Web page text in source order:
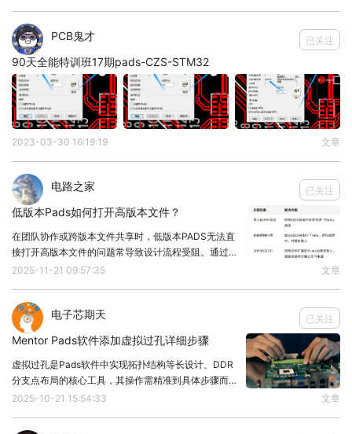
图 1“编辑元件”选项
第三步，找到“PCB封装”一栏，将对应的封装库路径
选择，分配对应封装，点击“确定”即可完成对该元器
件的PCB封装匹配，如图2所示。
PCB鬼才 已关注
90天全能特训班17期pads-CZS-STM32
2023-03-30 16:19:19 文章
电路之家 已关注
低版本Pads如何打开高版本文件？
在团队协作或跨版本文件共享时，低版本PADS无法直
接打开高版本文件的问题常导致设计流程受阻。通过文
件格式转换与版本降级技术，可实现低版本软件对高版
大核心方案。1. ASCII格式转换法操作
2025-11-21 09:57:35 文章
电子芯期天 已关注
Mentor Pads软件添加虚拟过孔详细步骤
虚拟过孔是Pads软件中实现拓扑结构等长设计、DDR
分支点布局的核心工具，其操作需精准到具体步骤而非
泛泛配置。本文直接拆解添加逻辑，拒绝“适度选择”等
发PCB空白处右键→选择“选择网络”→左键
2025-10-21 15:54:33 文章